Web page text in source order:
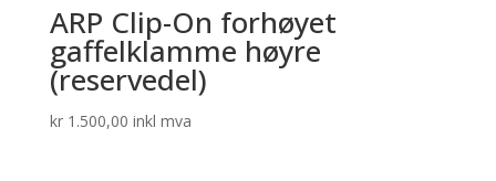
ARP Clip-On forhøyet
gaffelklamme høyre
(reservedel)
kr1.500,00 inkl mva